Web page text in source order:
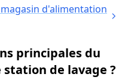
d'alimentation
principales du
de lavage ?